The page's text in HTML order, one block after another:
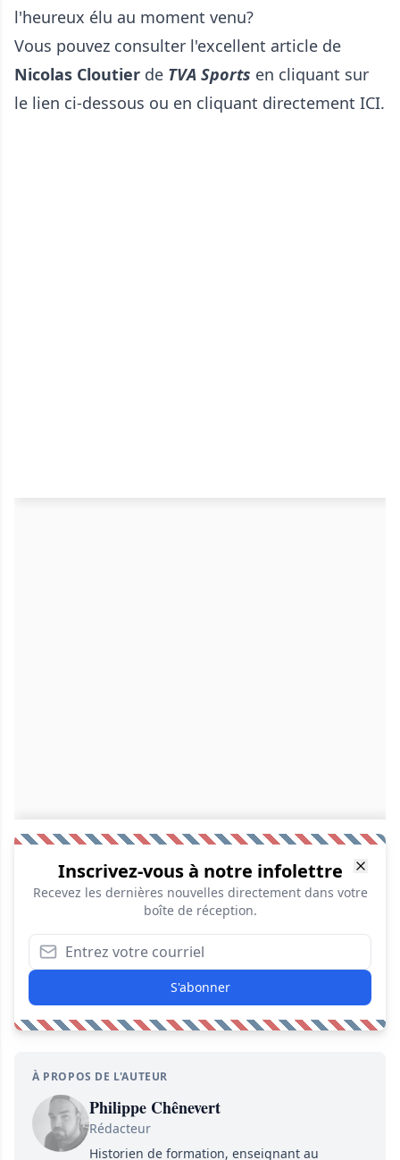
l'heureux élu au moment venu?
Vous pouvez consulter l'excellent article de
Nicolas Cloutier de TVA Sports en cliquant sur
le lien ci-dessous ou en cliquant directement ICI.
Inscrivez-vous à notre infolettre
Recevez les dernières nouvelles directement dans votre
boîte de réception.
S'abonner
À PROPOS DE L'AUTEUR
Philippe Chênevert
Rédacteur
Historien de formation, enseignant au